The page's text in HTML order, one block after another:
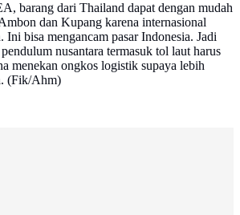
barang dari Thailand dapat dengan mudah
dan Kupang karena internasional
Ini bisa mengancam pasar Indonesia. Jadi
nusantara termasuk tol laut harus
menekan ongkos logistik supaya lebih
(Fik/Ahm)